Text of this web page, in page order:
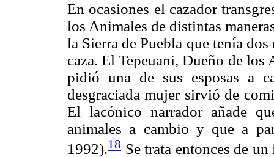
En ocasiones el cazador
los Animales de distintas
la Sierra de Puebla que tenía
caza. El Tepeuani, Dueño de
pidió una de sus esposas a
desgraciada mujer sirvió de
El lacónico narrador añade
animales a cambio y que a
1992).18 Se trata entonces de